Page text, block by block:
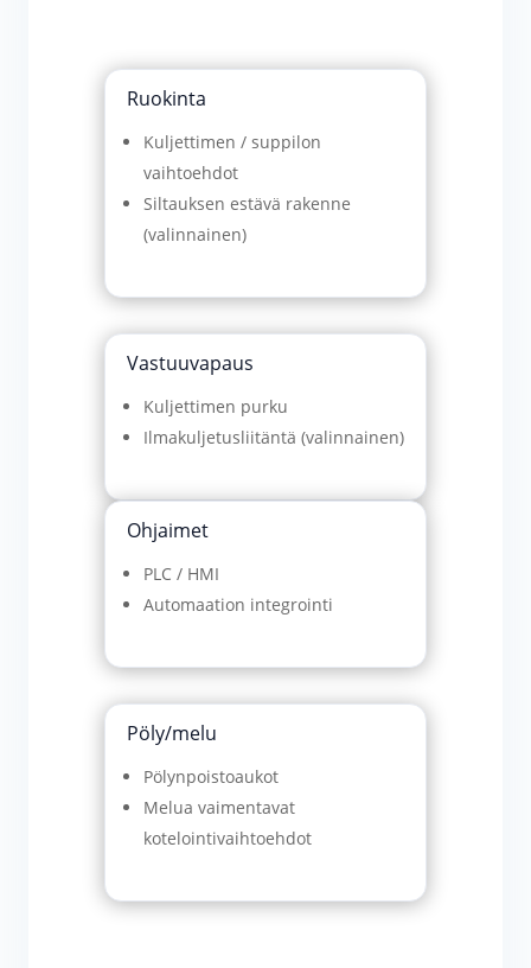
Ruokinta
Kuljettimen / suppilon
vaihtoehdot
Siltauksen estävä rakenne
(valinnainen)
Vastuuvapaus
Kuljettimen purku
Ilmakuljetusliitäntä (valinnainen)
Ohjaimet
PLC / HMI
Automaation integrointi
Pöly/melu
Pölynpoistoaukot
Melua vaimentavat
kotelointivaihtoehdot